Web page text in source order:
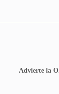
Advierte la